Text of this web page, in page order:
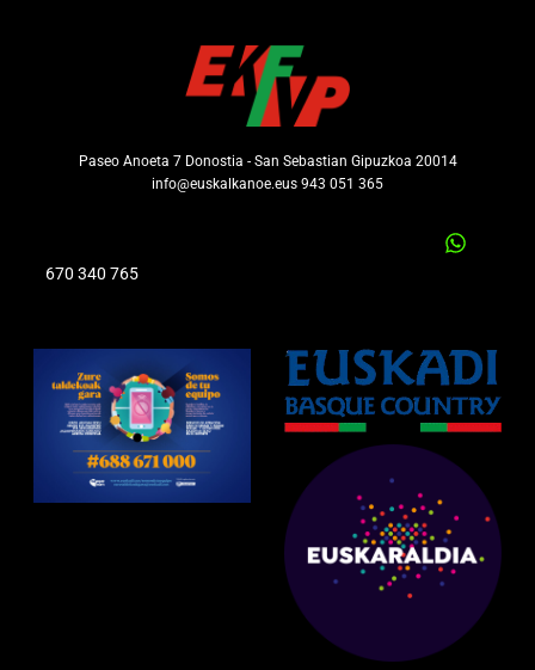
Paseo Anoeta 7 Donostia - San Sebastian Gipuzkoa 20014
info@euskalkanoe.eus 943 051 365
670 340 765